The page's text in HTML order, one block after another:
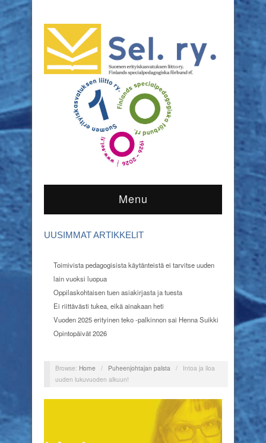
Menu
UUSIMMAT ARTIKKELIT
Toimivista pedagogisista käytänteistä ei tarvitse uuden
lain vuoksi luopua
Oppilaskohtaisen tuen asiakirjasta ja tuesta
Ei riittävästi tukea, eikä ainakaan heti
Vuoden 2025 erityinen teko -palkinnon sai Henna Suikki
Opintopäivät 2026
Browse: Home / Puheenjohtajan palsta /
Intoa ja iloa
uuden lukuvuoden alkuun!